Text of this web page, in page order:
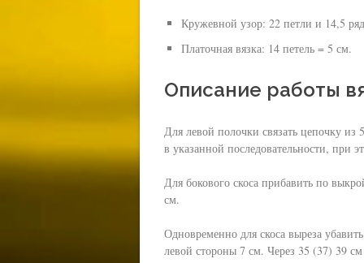
Советы для новичков:
Как выбрать пряжу для вязания
Хлопковая и льняная пряжа
Шерстяная пряжа
Кружевной узор: 22 петли и 14,5
Платочная вязка: 14 петель = 5 см.
Описание работы
Для левой полочки связать цепочку
в указанной последовательности, при
Для бокового скоса прибавить по
см.
Одновременно для скоса выреза
левой стороны 7 см. Через 35 (37) 39